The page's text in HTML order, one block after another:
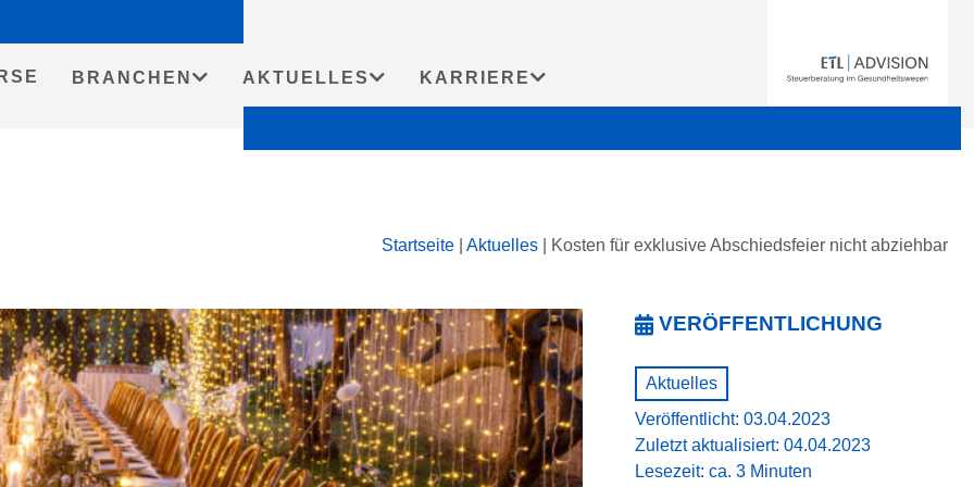
BRANCHEN AKTUELLES KARRIERE
Startseite Aktuelles Kosten für exklusive Abschiedsfeier nicht abziehbar
VERÖFFENTLICHUNG
Aktuelles
Veröffentlicht: 03.04.2023
Zuletzt aktualisiert: 04.04.2023
Lesezeit: ca. 3 Minuten